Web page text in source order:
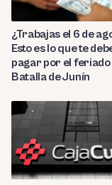
¿Trabajas el 6 de
Esto es lo que te
pagar por el feriado
Batalla de Junín